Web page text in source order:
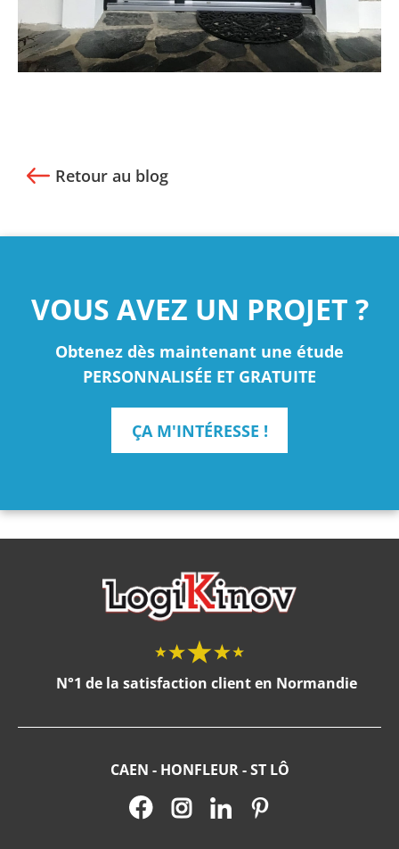
Retour au blog
VOUS AVEZ UN PROJET ?
Obtenez dès maintenant une étude
PERSONNALISÉE ET GRATUITE
ÇA M'INTÉRESSE !
N°1 de la satisfaction client en Normandie
CAEN - HONFLEUR - ST LÔ